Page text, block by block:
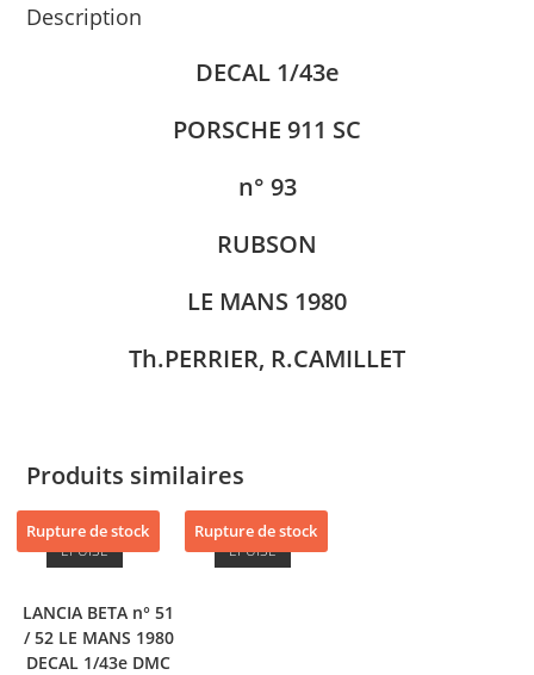
Description
DECAL 1/43e
PORSCHE 911 SC
n° 93
RUBSON
LE MANS 1980
Th.PERRIER, R.CAMILLET
Produits similaires
Rupture de stock
ÉPUISÉ
LANCIA BETA n° 51
/ 52 LE MANS 1980
DECAL 1/43e DMC
Rupture de stock
ÉPUISÉ